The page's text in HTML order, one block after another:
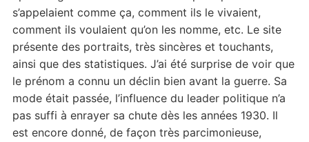
s’appelaient comme ça, comment ils le vivaient,
comment ils voulaient qu’on les nomme, etc. Le site
présente des portraits, très sincères et touchants,
ainsi que des statistiques. J’ai été surprise de voir que
le prénom a connu un déclin bien avant la guerre. Sa
mode était passée, l’influence du leader politique n’a
pas suffi à enrayer sa chute dès les années 1930. Il
est encore donné, de façon très parcimonieuse,